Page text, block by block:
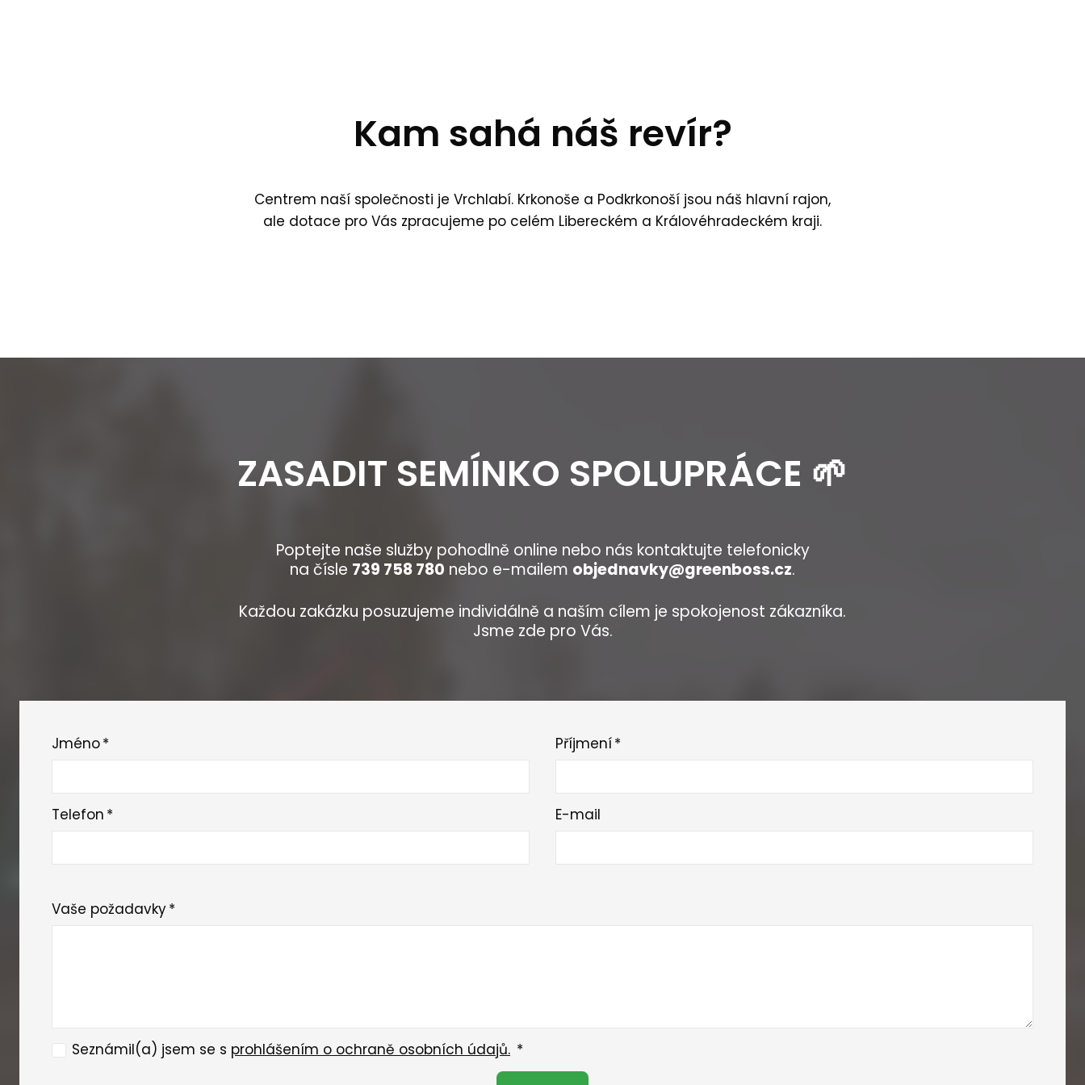
Kam sahá náš revír?
Centrem naší společnosti je Vrchlabí. Krkonoše a Podkrkonoší jsou náš hlavní rajon,
ale dotace pro Vás zpracujeme po celém Libereckém a Královéhradeckém kraji.
ZASADIT SEMÍNKO SPOLUPRÁCE 🌱
Poptejte naše služby pohodlně online nebo nás kontaktujte telefonicky
na čísle 739 758 780 nebo e-mailem objednavky@greenboss.cz.
Každou zakázku posuzujeme individálně a naším cílem je spokojenost zákazníka.
Jsme zde pro Vás.
Jméno* Příjmení*
Telefon * E-mail
Vaše požadavky*
Seznámil(a) jsem se s prohlášením o ochraně osobních údajů. *